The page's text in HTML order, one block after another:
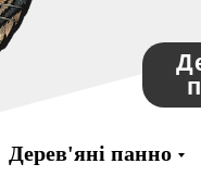
Дерев'яні панно